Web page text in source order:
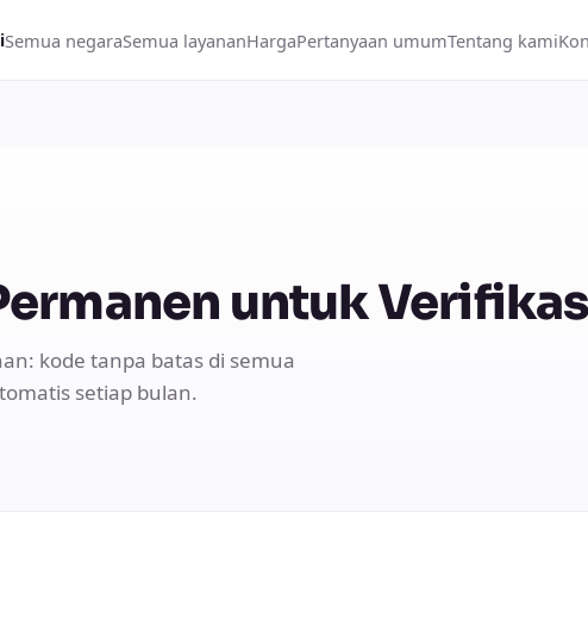
Semua negaraSemua layananHargaPertanyaan umumTentang kami
untuk
kode tanpa batas di semua
setiap bulan.